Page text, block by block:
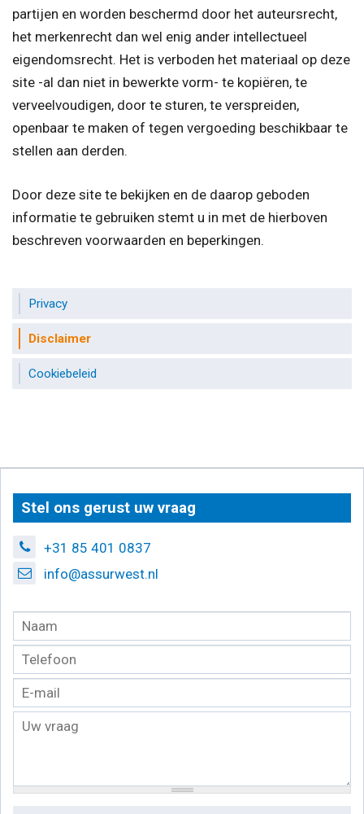
partijen en worden beschermd door het auteursrecht,
het merkenrecht dan wel enig ander intellectueel
eigendomsrecht. Het is verboden het materiaal op deze
site -al dan niet in bewerkte vorm- te kopiëren, te
verveelvoudigen, door te sturen, te verspreiden,
openbaar te maken of tegen vergoeding beschikbaar te
stellen aan derden.
Door deze site te bekijken en de daarop geboden
informatie te gebruiken stemt u in met de hierboven
beschreven voorwaarden en beperkingen.
Privacy
Disclaimer
Cookiebeleid
Stel ons gerust uw vraag
+31 85 401 0837
info@assurwest.nl